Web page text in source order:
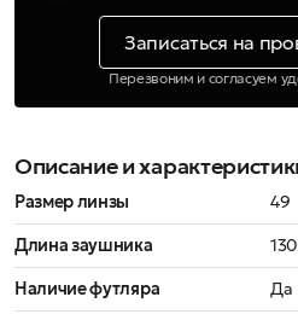
Записаться на
Перезвоним и согласуем
Описание и
Размер линзы
49
Длина заушника
130
Наличие футляра
Да